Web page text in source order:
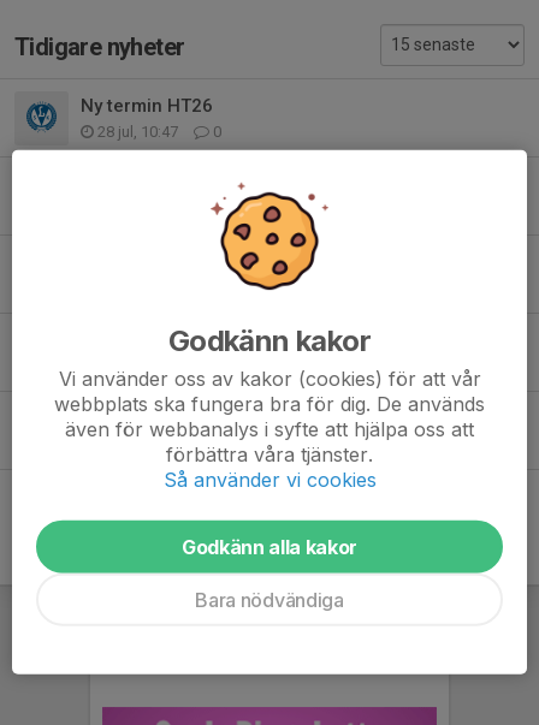
Tidigare nyheter
Ny termin HT26
28 jul, 10:47 0
0
Ny termin knatte 2019
Sommaravslutning ☀️
Sommaravslutning ☀️
12 jun 2025 0
Godkänn kakor
Vi använder oss av kakor (cookies) för att vår
webbplats ska fungera bra för dig. De används
även för webbanalys i syfte att hjälpa oss att
förbättra våra tjänster.
Så använder vi cookies
Godkänn alla kakor
Bara nödvändiga